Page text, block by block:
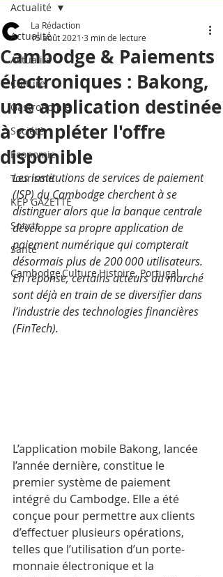
Actualité
Actualité
Culture
Gastronomie
Société
Economie
Tourisme
KEP GAZETTE
Sports
Santé
Cambodge,Culture,Histoire, Portugal
Actualité
Cambodge & Paiements
électroniques : Bakong,
une application destinée
à compléter l'offre
disponible
La Rédaction
15 août 2021 3 min de lecture
Les institutions de services de paiement
(ISP) du Cambodge cherchent à se
distinguer alors que la banque centrale
développe sa propre application de
paiement numérique qui compterait
désormais plus de 200 000 utilisateurs.
En réponse, certains acteurs du marché
sont déjà en train de se diversifier dans
l’industrie des technologies financières
(FinTech).
L’application mobile Bakong, lancée
l’année dernière, constitue le
premier système de paiement
intégré du Cambodge. Elle a été
conçue pour permettre aux clients
d’effectuer plusieurs opérations,
telles que l’utilisation d’un porte-
monnaie électronique et la